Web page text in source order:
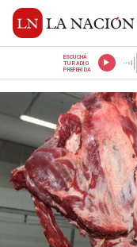
ESCUCHÁ
TU RADIO
PREFERIDA